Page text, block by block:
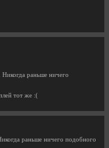
Никогда раньше ничего
тот же :(
раньше ничего подобного